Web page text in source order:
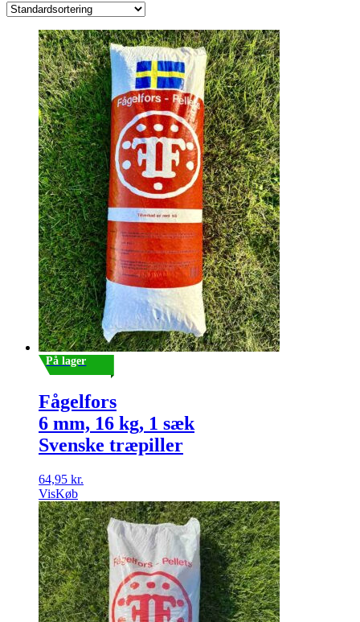
På lager
Fågelfors
6 mm, 16 kg, 1 sæk
Svenske træpiller
64,95 kr.
VisKøb